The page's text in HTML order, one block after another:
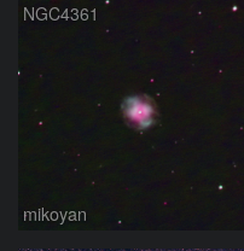
NGC4361
mikoyan